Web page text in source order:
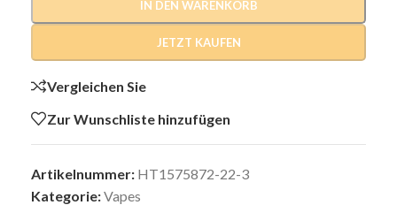
IN DEN WARENKORB
JETZT KAUFEN
Vergleichen Sie
Zur Wunschliste hinzufügen
Artikelnummer: HT1575872-22-3
Kategorie:Vapes